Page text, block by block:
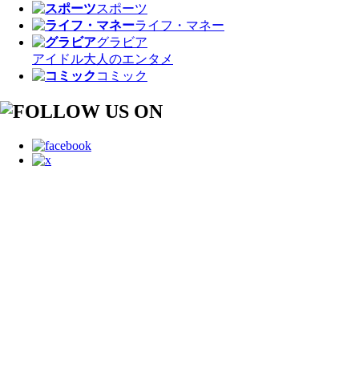
スポーツ
ライフ・マネー
グラビア
アイドル大人のエンタメ
コミック